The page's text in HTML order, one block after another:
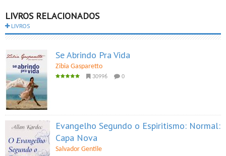
LIVROS RELACIONADOS
LIVROS
Se Abrindo Pra Vida
Zibia Gasparetto
30996 0
Evangelho Segundo o Espiritismo: Normal:
Capa Nova
Salvador Gentile